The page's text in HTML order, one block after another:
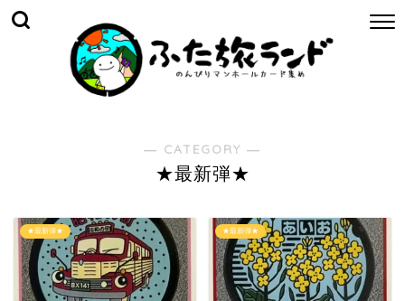
― CATEGORY ―
★最新弾★
★最新弾★ ★最新弾★